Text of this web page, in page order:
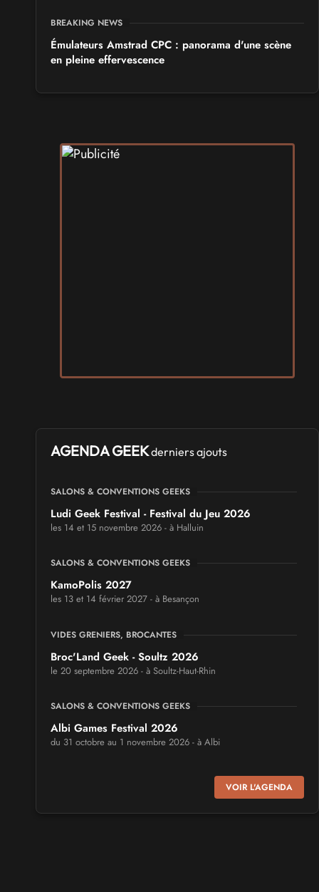
BREAKING NEWS
Émulateurs Amstrad CPC : panorama d'une scène
en pleine effervescence
AGENDA GEEKderniers ajouts
SALONS & CONVENTIONS GEEKS
Ludi Geek Festival - Festival du Jeu 2026
les 14 et 15 novembre 2026 - à Halluin
SALONS & CONVENTIONS GEEKS
KamoPolis 2027
les 13 et 14 février 2027 - à Besançon
VIDES GRENIERS, BROCANTES
Broc'Land Geek - Soultz 2026
le 20 septembre 2026 - à Soultz-Haut-Rhin
SALONS & CONVENTIONS GEEKS
Albi Games Festival 2026
du 31 octobre au 1 novembre 2026 - à Albi
Virtual Calais - salon du jeu vidéo et des loisirs
numériques 2026
VOIR L'AGENDA